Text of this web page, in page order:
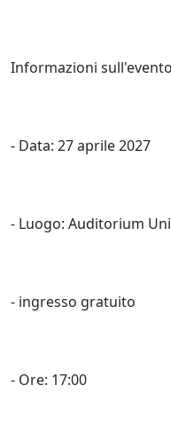
Informazioni
- Data: 27 aprile 2027
- Luogo: Auditorium
- ⁠ingresso gratuito
- Ore: 17:00